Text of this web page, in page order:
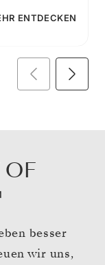
ENTDECKEN
OF
besser
wir uns,